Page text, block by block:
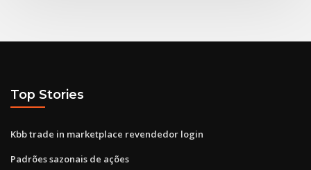
Top Stories
Kbb trade in marketplace revendedor login
Padrões sazonais de ações